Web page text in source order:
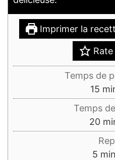
Imprimer la
Temps de
15
Temps
20
5